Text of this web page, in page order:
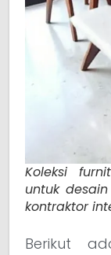
Koleksi
untuk
kontraktor
Berikut